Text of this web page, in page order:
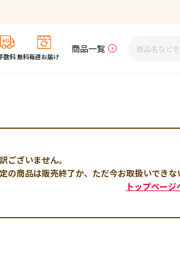
数料 無料毎週お届け
商品一覧
ございません。
の商品は販売終了か、ただ今お取扱いできな
トップページ